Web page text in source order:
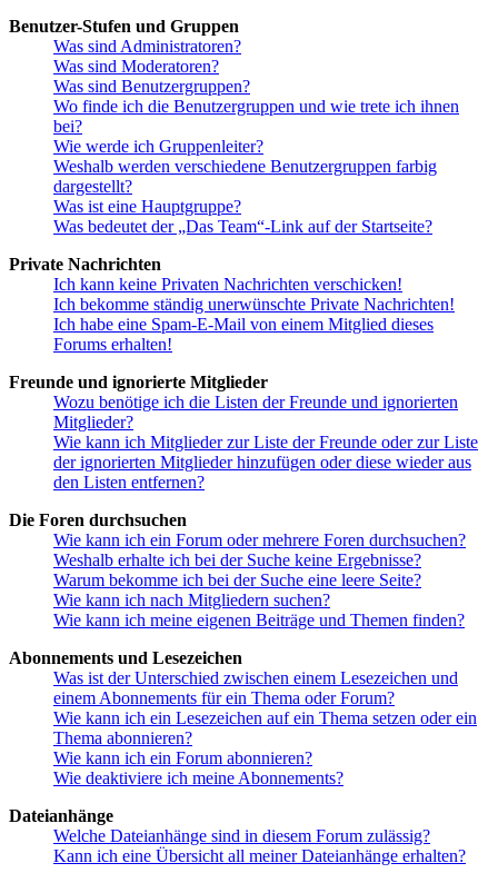
Benutzer-Stufen und Gruppen
Was sind Administratoren?
Was sind Moderatoren?
Was sind Benutzergruppen?
Wo finde ich die Benutzergruppen und wie trete ich ihnen
bei?
Wie werde ich Gruppenleiter?
Weshalb werden verschiedene Benutzergruppen farbig
dargestellt?
Was ist eine Hauptgruppe?
Was bedeutet der „Das Team“-Link auf der Startseite?
Private Nachrichten
Ich kann keine Privaten Nachrichten verschicken!
Ich bekomme ständig unerwünschte Private Nachrichten!
Ich habe eine Spam-E-Mail von einem Mitglied dieses
Forums erhalten!
Freunde und ignorierte Mitglieder
Wozu benötige ich die Listen der Freunde und ignorierten
Mitglieder?
Wie kann ich Mitglieder zur Liste der Freunde oder zur Liste
der ignorierten Mitglieder hinzufügen oder diese wieder aus
den Listen entfernen?
Die Foren durchsuchen
Wie kann ich ein Forum oder mehrere Foren durchsuchen?
Weshalb erhalte ich bei der Suche keine Ergebnisse?
Warum bekomme ich bei der Suche eine leere Seite?
Wie kann ich nach Mitgliedern suchen?
Wie kann ich meine eigenen Beiträge und Themen finden?
Abonnements und Lesezeichen
Was ist der Unterschied zwischen einem Lesezeichen und
einem Abonnements für ein Thema oder Forum?
Wie kann ich ein Lesezeichen auf ein Thema setzen oder ein
Thema abonnieren?
Wie kann ich ein Forum abonnieren?
Wie deaktiviere ich meine Abonnements?
Dateianhänge
Welche Dateianhänge sind in diesem Forum zulässig?
Kann ich eine Übersicht all meiner Dateianhänge erhalten?